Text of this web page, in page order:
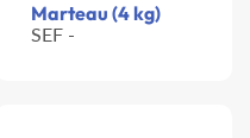
Marteau (4 kg)
SEF -